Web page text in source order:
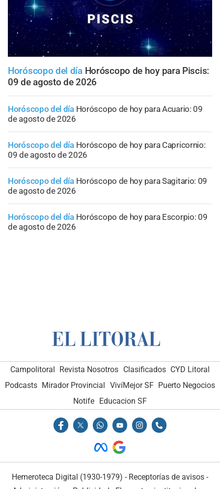
Horóscopo del día Horóscopo de hoy para Piscis:
09 de agosto de 2026
Horóscopo del día Horóscopo de hoy para Acuario: 09
de agosto de 2026
Horóscopo del día Horóscopo de hoy para Capricornio:
09 de agosto de 2026
Horóscopo del día Horóscopo de hoy para Sagitario: 09
de agosto de 2026
Horóscopo del día Horóscopo de hoy para Escorpio: 09
de agosto de 2026
Campolitoral Revista Nosotros Clasificados CYD Litoral
Podcasts Mirador Provincial VivíMejor SF Puerto Negocios
Notife
Educacion SF
Hemeroteca Digital (1930-1979) - Receptorías de avisos -